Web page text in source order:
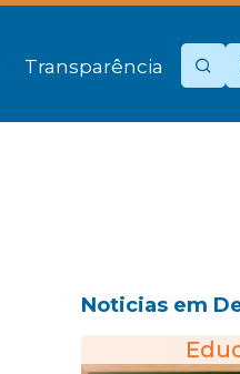
Transparência
Noticias em